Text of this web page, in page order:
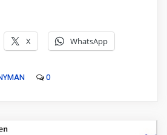
X WhatsApp
0